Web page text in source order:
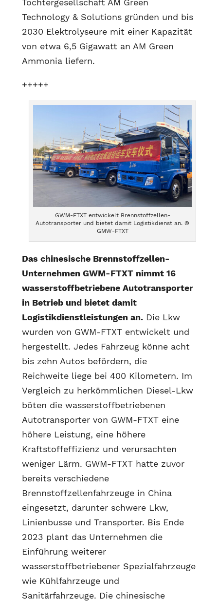
Tochtergesellschaft AM Green
Technology & Solutions gründen und bis
2030 Elektrolyseure mit einer Kapazität
von etwa 6,5 Gigawatt an AM Green
Ammonia liefern.
+++++
GWM-FTXT entwickelt Brennstoffzellen-
Autotransporter und bietet damit Logistikdienst an. ©
GMW-FTXT
Das chinesische Brennstoffzellen-
Unternehmen GWM-FTXT nimmt 16
wasserstoffbetriebene Autotransporter
in Betrieb und bietet damit
Logistikdienstleistungen an.Die Lkw
wurden von GWM-FTXT entwickelt und
hergestellt. Jedes Fahrzeug könne acht
bis zehn Autos befördern, die
Reichweite liege bei 400 Kilometern. Im
Vergleich zu herkömmlichen Diesel-Lkw
böten die wasserstoffbetriebenen
Autotransporter von GWM-FTXT eine
höhere Leistung, eine höhere
Kraftstoffeffizienz und verursachten
weniger Lärm. GWM-FTXT hatte zuvor
bereits verschiedene
Brennstoffzellenfahrzeuge in China
eingesetzt, darunter schwere Lkw,
Linienbusse und Transporter. Bis Ende
2023 plant das Unternehmen die
Einführung weiterer
wasserstoffbetriebener Spezialfahrzeuge
wie Kühlfahrzeuge und
Sanitärfahrzeuge. Die chinesische